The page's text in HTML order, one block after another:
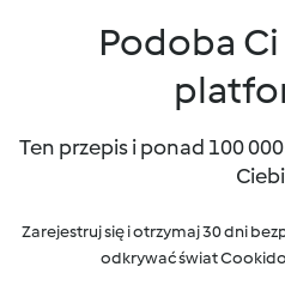
Podoba Ci
Ten przepis i ponad 100
Zarejestruj się i otrzymaj 30 dni
odkrywać świat